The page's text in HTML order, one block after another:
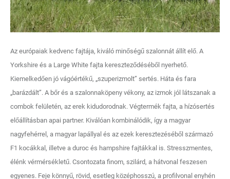
Az európaiak kedvenc fajtája, kiváló minőségű szalonnát állít elő. A
Yorkshire és a Large White fajta kereszteződéséből nyerhető.
Kiemelkedően jó vágóértékű, „szuperizmolt” sertés. Háta és fara
„barázdált”. A bőr és a szalonnaköpeny vékony, az izmok jól látszanak a
combok felületén, az erek kidudorodnak. Végtermék fajta, a hízósertés
előállításban apai partner. Kiválóan kombinálódik, így a magyar
nagyfehérrel, a magyar lapállyal és az ezek keresztezéséből származó
F1 kocákkal, illetve a duroc és hampshire fajtákkal is. Stresszmentes,
élénk vérmérsékletű. Csontozata finom, szilárd, a hátvonal feszesen
egyenes. Feje könnyű, rövid, esetleg középhosszú, a profilvonal enyhén